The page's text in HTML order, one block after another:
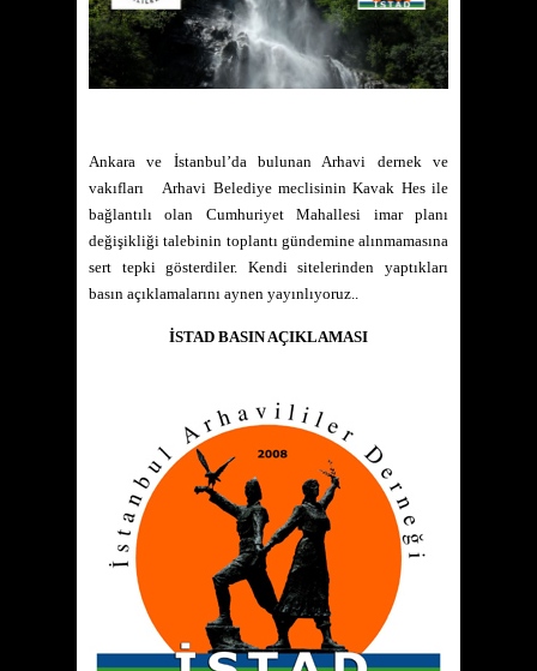
Ankara ve İstanbul’da bulunan Arhavi dernek ve
vakıfları Arhavi Belediye meclisinin Kavak Hes ile
bağlantılı olan Cumhuriyet Mahallesi imar planı
değişikliği talebinin toplantı gündemine alınmamasına
sert tepki gösterdiler. Kendi sitelerinden yaptıkları
basın açıklamalarını aynen yayınlıyoruz..
İSTAD BASIN AÇIKLAMASI